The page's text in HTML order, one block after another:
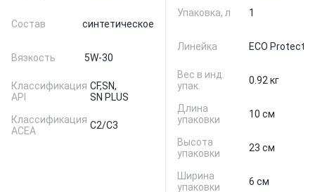
Состав синтетическое
Вязкость 5W-30
Классификация
API
CF,SN,
SN PLUS
Классификация
ACEA
C2/C3
Упаковка, л
1
Линейка ECO Protect Z
Вес в инд.
упак.
0.92 кг
Длина
упаковки
10 см
Высота
упаковки
23 см
Ширина
упаковки
6 см